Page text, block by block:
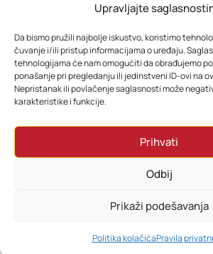
Upravljajte
Da bismo pružili najbolje iskustvo, koristimo
čuvanje i/ili pristup informacijama o uređaju.
tehnologijama će nam omogućiti da obrađujemo
ponašanje pri pregledanju ili jedinstveni ID-ovi na
Nepristanak ili povlačenje saglasnosti može
karakteristike i funkcije.
Prihvati
Odbij
Prikaži podešavanja
Politika kolačićaPravila
PRETRAŽI KORPA